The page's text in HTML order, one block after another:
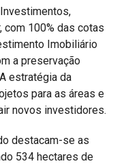
com 100% das cotas
Imobiliário
a preservação
estratégia da
para as áreas e
novos investidores.
destacam-se as
534 hectares de